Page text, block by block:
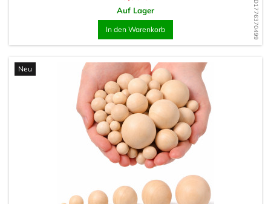
WD1776370499
Auf Lager
In den Warenkorb
Neu